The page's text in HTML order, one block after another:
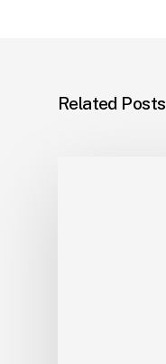
Related Posts